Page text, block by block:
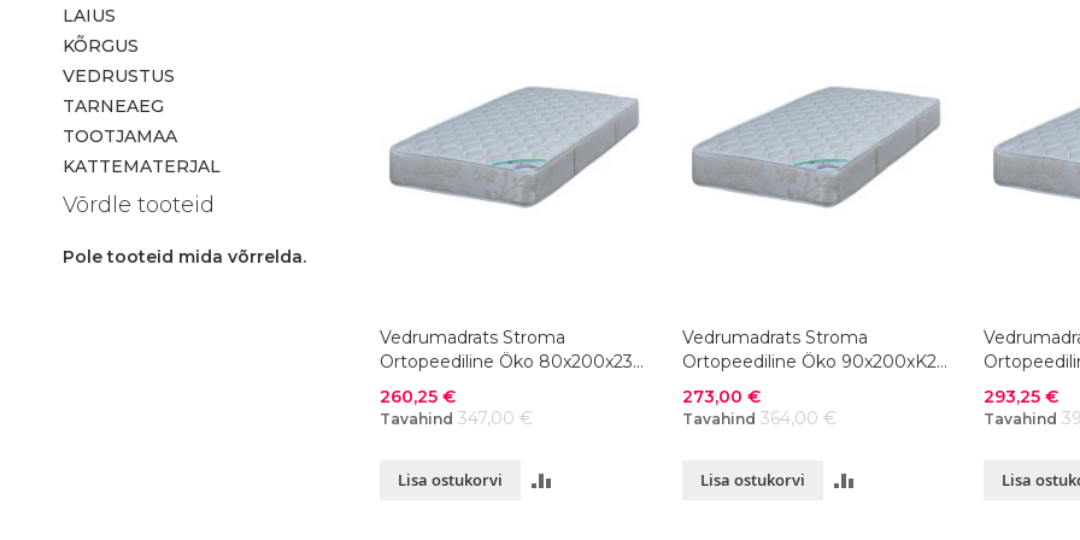
Vedrumadrats Stroma
Ortopeediline Öko 80x200x23
cm
Soodushind
260,25 €
Tavahind 347,00 €
Lisa ostukorvi
Vedrumadrats Stroma
Ortopeediline Öko 90x200xK23
cm
Soodushind
273,00 €
Tavahind 364,00 €
Lisa ostukorvi
Soodushind
293,25 €
Tavahind
Lisa
LAIUS
KÕRGUS
VEDRUSTUS
TARNEAEG
TOOTJAMAA
KATTEMATERJAL
Võrdle tooteid
Pole tooteid mida võrrelda.